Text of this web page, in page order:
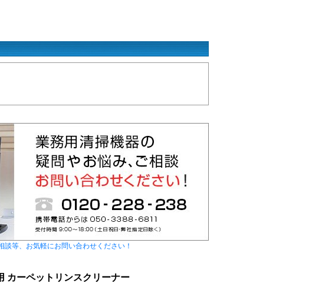
等、お気軽にお問い合わせください！
カーペットリンスクリーナー